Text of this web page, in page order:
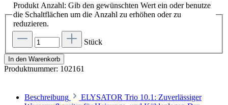
Produkt Anzahl: Gib den gewünschten Wert ein oder benutze
die Schaltflächen um die Anzahl zu erhöhen oder zu
reduzieren.
Stück
In den Warenkorb
Produktnummer: 102161
Beschreibung
ELYSATOR Trio 10.1: Zuverlässiger